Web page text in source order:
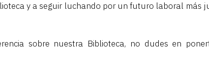
y a seguir luchando por un futuro laboral más
sobre nuestra Biblioteca, no dudes en